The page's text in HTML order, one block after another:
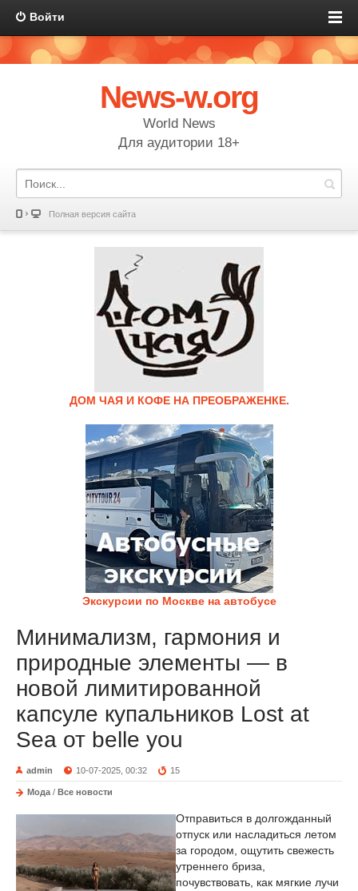
Войти
News-w.org
World News
Для аудитории 18+
Полная версия сайта
ДОМ ЧАЯ И КОФЕ НА ПРЕОБРАЖЕНКЕ.
Экскурсии по Москве на автобусе
Минимализм, гармония и
природные элементы — в
новой лимитированной
капсуле купальников Lost at
Sea от belle you
admin 10-07-2025, 00:32 15
Мода / Все новости
Отправиться в долгожданный
отпуск или насладиться летом
за городом, ощутить свежесть
утреннего бриза,
почувствовать, как мягкие лучи